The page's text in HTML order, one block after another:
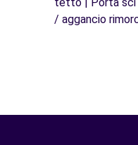
/ aggancio